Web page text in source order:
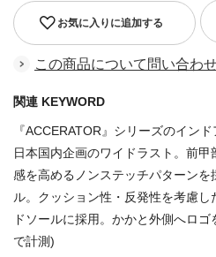
お気に入りに追加する
この商品について問い合わ
関連 KEYWORD
『ACCERATOR』シリーズのイン
日本国内企画のワイドラスト。前
感を高めるノンステッチパターン
ル。クッション性・反発性を考慮し
ドソールに採用。かかと外側へロ
で計測)